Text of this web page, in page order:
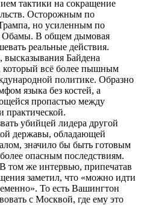
тактики на сокращение
Осторожным по
но усиленным по
Обамы. В общем дымовая
реальные действия.
высказывания Байдена
который всё более пышным
политике. Образно
языка без костей, а
пропастью между
практической.
убийцей лидера другой
державы, обладающей
значило бы быть готовым
опасным последствиям.
том же интервью, припечатав
заметил, что «можно идти
То есть Вашингтон
с Москвой, где ему это